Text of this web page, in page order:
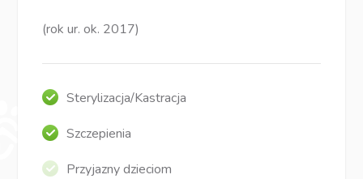
(rok ur. ok. 2017)
Sterylizacja/Kastracja
Szczepienia
Przyjazny dzieciom